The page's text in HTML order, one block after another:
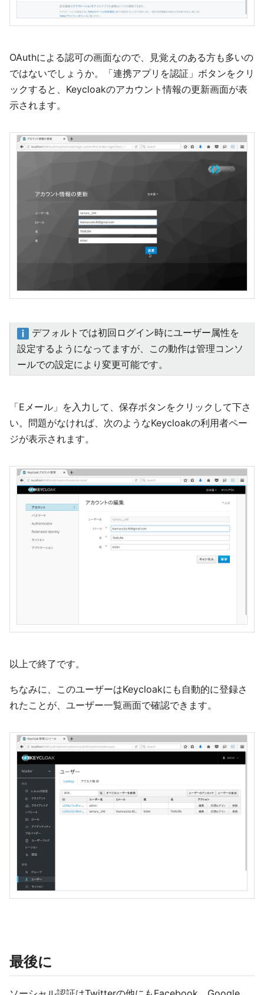
OAuthによる認可の画面なので、見覚えのある方も多いの
ではないでしょうか。「連携アプリを認証」ボタンをクリ
ックすると、Keycloakのアカウント情報の更新画面が表
示されます。
デフォルトでは初回ログイン時にユーザー属性を
設定するようになってますが、この動作は管理コンソ
ールでの設定により変更可能です。
「Eメール」を入力して、保存ボタンをクリックして下さ
い。問題がなければ、次のようなKeycloakの利用者ペー
ジが表示されます。
以上で終了です。
ちなみに、このユーザーはKeycloakにも自動的に登録さ
れたことが、ユーザー一覧画面で確認できます。
最後に